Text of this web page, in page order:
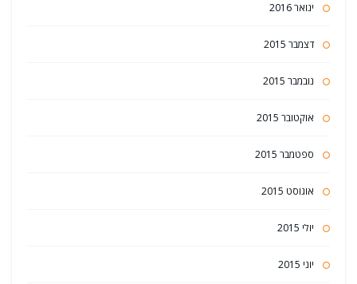
ינואר 2016
דצמבר 2015
נובמבר 2015
אוקטובר 2015
ספטמבר 2015
אוגוסט 2015
יולי 2015
יוני 2015